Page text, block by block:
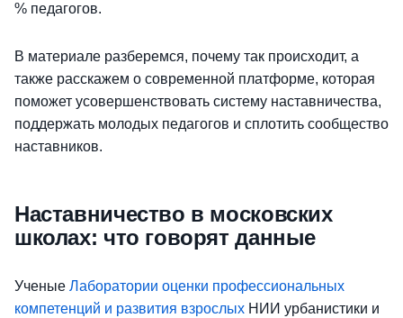
% педагогов.
В материале разберемся, почему так происходит, а
также расскажем о современной платформе, которая
поможет усовершенствовать систему наставничества,
поддержать молодых педагогов и сплотить сообщество
наставников.
Наставничество в московских
школах: что говорят данные
Ученые Лаборатории оценки профессиональных
компетенций и развития взрослых НИИ урбанистики и